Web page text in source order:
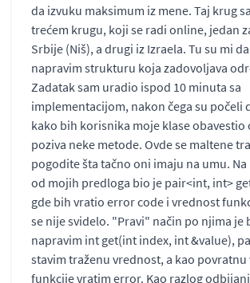
da izvuku maksimum iz mene. Taj krug
trećem krugu, koji se radi online, jedan
Srbije (Niš), a drugi iz Izraela. Tu su mi
napravim strukturu koja zadovoljava
Zadatak sam uradio ispod 10 minuta sa
implementacijom, nakon čega su počeli
kako bih korisnika moje klase obavestio
poziva neke metode. Ovde se maltene
pogodite šta tačno oni imaju na umu.
od mojih predloga bio je pair<int, int>
gde bih vratio error code i vrednost
se nije svidelo. "Pravi" način po njima je
napravim int get(int index, int &value),
stavim traženu vrednost, a kao
funkcije vratim error. Kao razlog